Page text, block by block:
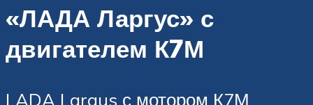
«ЛАДА Ларгус» с
двигателем К7М
LADA Largus с мотором К7М